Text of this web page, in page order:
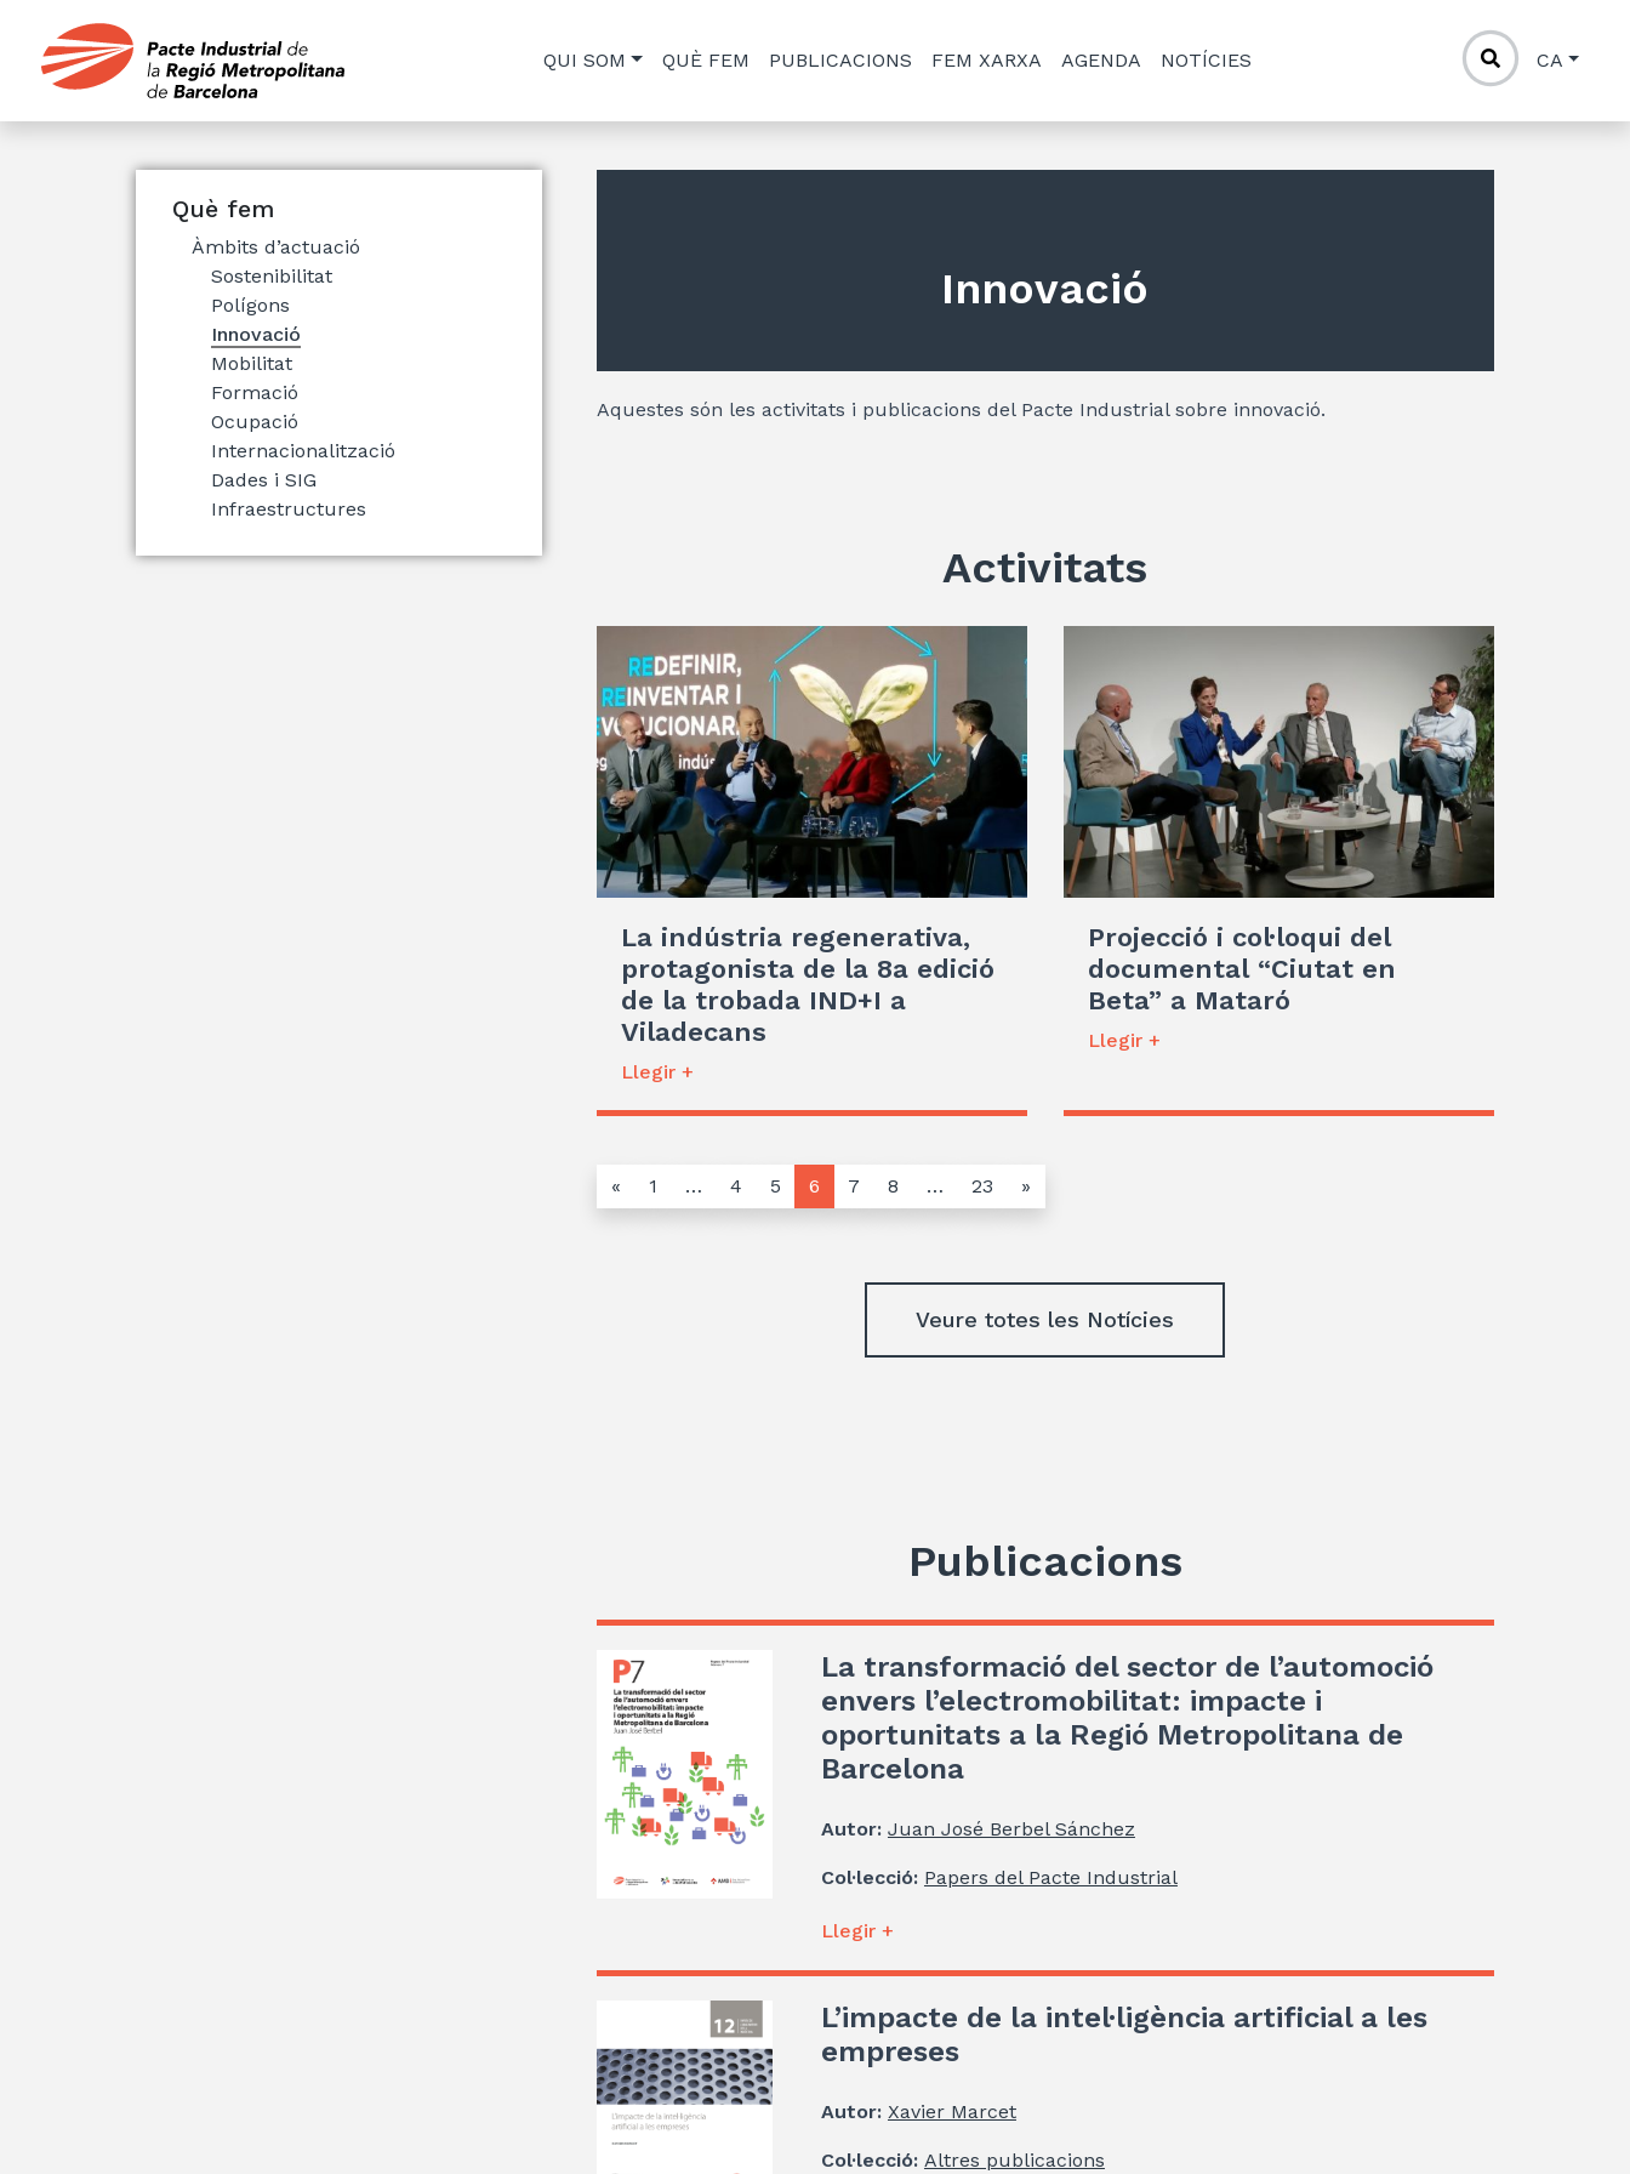
QUI SOM QUÈ FEM PUBLICACIONS FEM XARXA AGENDA NOTÍCIES CA
Què fem
Àmbits d’actuació
Sostenibilitat
Polígons
Innovació
Mobilitat
Formació
Ocupació
Internacionalització
Dades i SIG
Infraestructures
Innovació
Aquestes són les activitats i publicacions del Pacte Industrial sobre innovació.
Activitats
La indústria regenerativa,
protagonista de la 8a edició
de la trobada IND+I a
Viladecans
Llegir +
Projecció i col·loqui del
documental “Ciutat en
Beta” a Mataró
Llegir +
« 1 … 4 5 6 7 8 … 23 »
Veure totes les Notícies
Publicacions
La transformació del sector de l’automoció
envers l’electromobilitat: impacte i
oportunitats a la Regió Metropolitana de
Barcelona
Autor: Juan José Berbel Sánchez
Col·lecció: Papers del Pacte Industrial
Llegir +
L’impacte de la intel·ligència artificial a les
empreses
Autor: Xavier Marcet
Col·lecció: Altres publicacions